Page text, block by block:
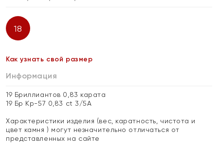
18
Как узнать свой размер
Информация
19 Бриллиантов 0,83 карата
19 Бр Кр-57 0,83 ct 3/5А
Характеристики изделия (вес, каратность, чистота и
цвет камня ) могут незначительно отличаться от
представленных на сайте